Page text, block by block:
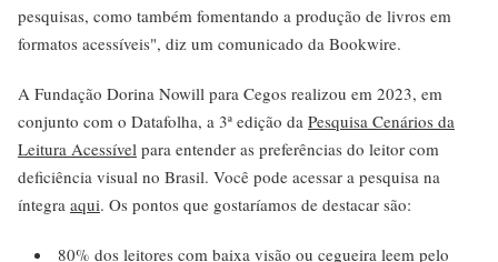
pesquisas, como também fomentando a produção de livros em
formatos acessíveis", diz um comunicado da Bookwire.
A Fundação Dorina Nowill para Cegos realizou em 2023, em
conjunto com o Datafolha, a 3ª edição da Pesquisa Cenários da
Leitura Acessível para entender as preferências do leitor com
deficiência visual no Brasil. Você pode acessar a pesquisa na
íntegra aqui. Os pontos que gostaríamos de destacar são:
80% dos leitores com baixa visão ou cegueira leem pelo